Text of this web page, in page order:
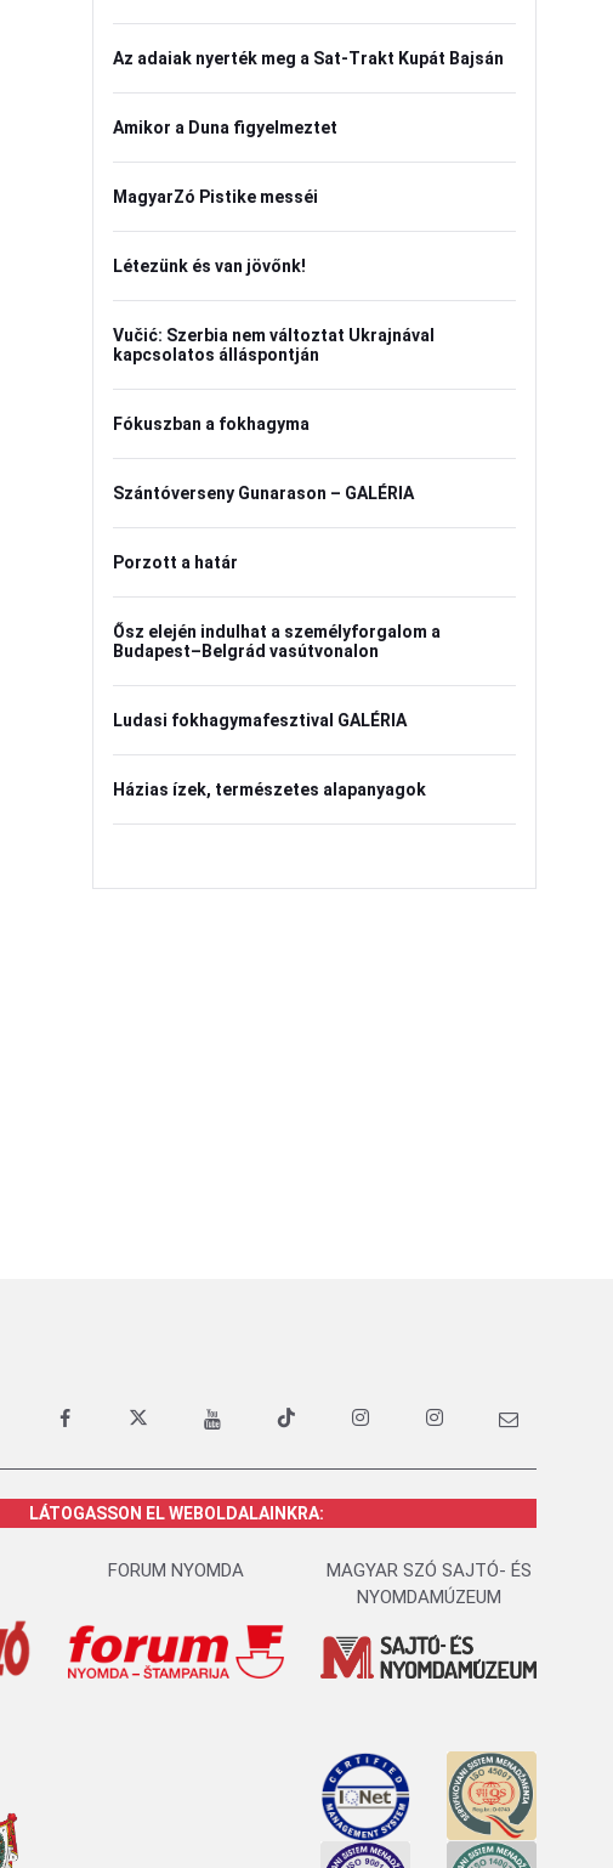
Az adaiak nyerték meg a Sat-Trakt Kupát Bajsán
Amikor a Duna figyelmeztet
MagyarZó Pistike messéi
Létezünk és van jövőnk!
Vučić: Szerbia nem változtat Ukrajnával
kapcsolatos álláspontján
Fókuszban a fokhagyma
Szántóverseny Gunarason – GALÉRIA
Porzott a határ
Ősz elején indulhat a személyforgalom a
Budapest–Belgrád vasútvonalon
Ludasi fokhagymafesztival GALÉRIA
Házias ízek, természetes alapanyagok
LÁTOGASSON EL WEBOLDALAINKRA:
FORUM NYOMDA
MAGYAR SZÓ SAJTÓ- ÉS
NYOMDAMÚZEUM